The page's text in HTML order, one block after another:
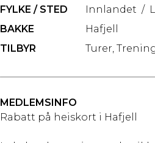
FYLKE / STED
Innlandet /
BAKKE
Hafjell
TILBYR
Turer,
MEDLEMSINFO
Rabatt på heiskort i Hafjell